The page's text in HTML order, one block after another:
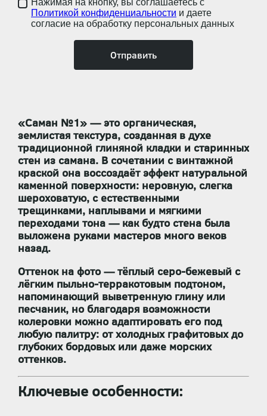
Нажимая на кнопку, вы соглашаетесь с
Политикой конфиденциальности и даете
согласие на обработку персональных данных
«Саман №1» — это органическая,
землистая текстура, созданная в духе
традиционной глиняной кладки и старинных
стен из самана. В сочетании с винтажной
краской она воссоздаёт эффект натуральной
каменной поверхности: неровную, слегка
шероховатую, с естественными
трещинками, наплывами и мягкими
переходами тона — как будто стена была
выложена руками мастеров много веков
назад.
Оттенок на фото —тёплый серо-бежевый с
лёгким пыльно-терракотовым подтоном,
напоминающий выветренную глину или
песчаник, но благодаря возможности
колеровки можно адаптировать его под
любую палитру: от холодных графитовых до
глубоких бордовых или даже морских
оттенков.
Ключевые особенности: